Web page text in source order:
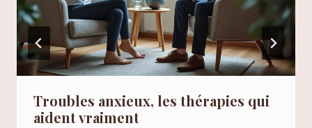
Troubles anxieux, les thérapies qui
aident vraiment